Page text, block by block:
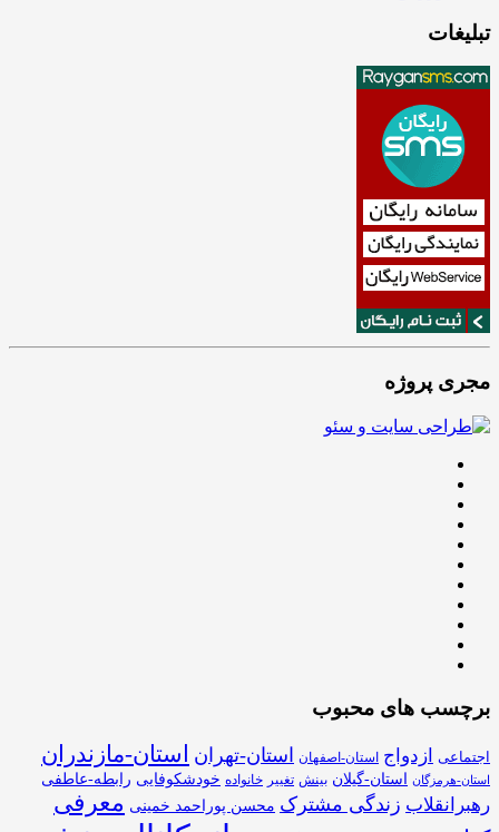
تبلیغات
مجری پروژه
برچسب های محبوب
اجتماعی ازدواج استان-اصفهان استان-تهران استان-مازندران
استان-هرمزگان استان-گیلان بینش تغییر خانواده خودشکوفایی رابطه-عاطفی
رهبرانقلاب زندگی مشترک محسن پوراحمد خمینی معرفی